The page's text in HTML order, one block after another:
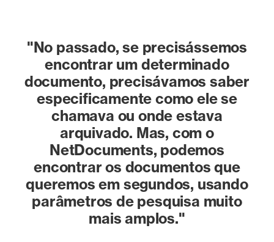
"No passado, se precisássemos
encontrar um determinado
documento, precisávamos saber
especificamente como ele se
chamava ou onde estava
arquivado. Mas, com o
NetDocuments, podemos
encontrar os documentos que
queremos em segundos, usando
parâmetros de pesquisa muito
mais amplos."